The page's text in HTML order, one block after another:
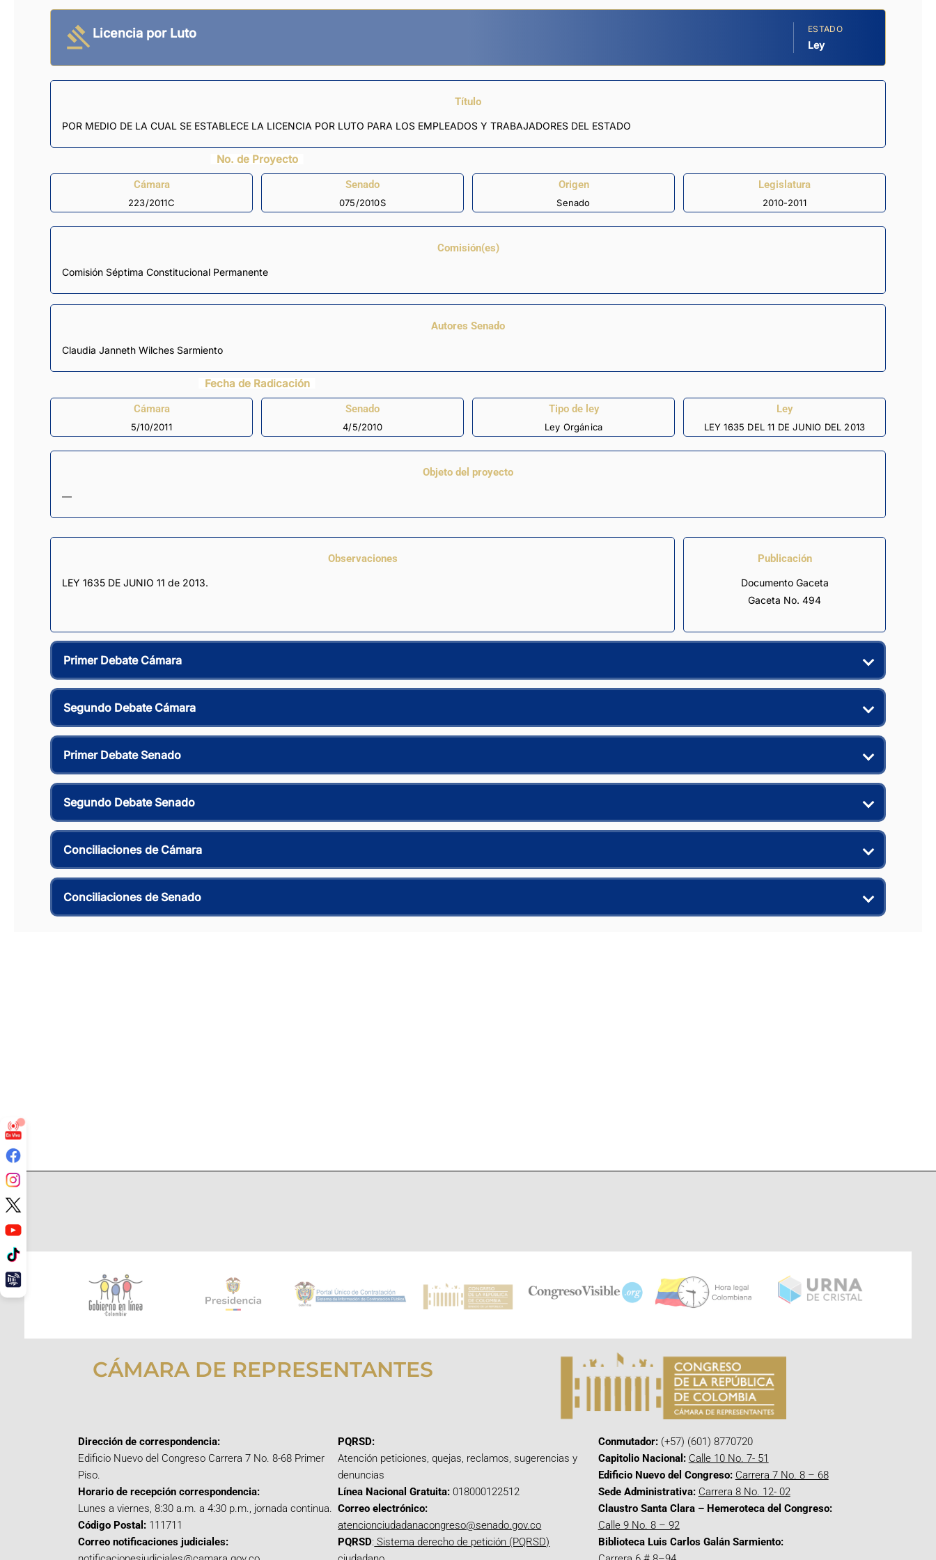
Licencia por Luto ESTADO
Ley
Título
POR MEDIO DE LA CUAL SE ESTABLECE LA LICENCIA POR LUTO PARA LOS EMPLEADOS Y TRABAJADORES DEL ESTADO
No. de Proyecto
Cámara
223/2011C
Senado
075/2010S
Origen
Senado
Legislatura
2010-2011
Comisión(es)
Comisión Séptima Constitucional Permanente
Autores Senado
Claudia Janneth Wilches Sarmiento
Fecha de Radicación
Cámara
5/10/2011
Senado
4/5/2010
Tipo de ley
Ley Orgánica
Ley
LEY 1635 DEL 11 DE JUNIO DEL 2013
Objeto del proyecto
—
Observaciones
LEY 1635 DE JUNIO 11 de 2013.
Publicación
Documento Gaceta
Gaceta No. 494
Primer Debate Cámara
Segundo Debate Cámara
Primer Debate Senado
Segundo Debate Senado
Conciliaciones de Cámara
Conciliaciones de Senado
CÁMARA DE REPRESENTANTES
Dirección de correspondencia:
Edificio Nuevo del Congreso Carrera 7 No. 8-68 Primer
Piso.
Horario de recepción correspondencia:
Lunes a viernes, 8:30 a.m. a 4:30 p.m., jornada continua.
Código Postal: 111711
Correo notificaciones judiciales:
PQRSD:
Atención peticiones, quejas, reclamos, sugerencias y
denuncias
Línea Nacional Gratuita: 018000122512
Correo electrónico:
atencionciudadanacongreso@senado.gov.co
PQRSD: Sistema derecho de petición (PQRSD)
Conmutador:(+57) (601) 8770720
Capitolio Nacional: Calle 10 No. 7- 51
Edificio Nuevo del Congreso: Carrera 7 No. 8 – 68
Sede Administrativa: Carrera 8 No. 12- 02
Claustro Santa Clara – Hemeroteca del Congreso:
Calle 9 No. 8 – 92
Biblioteca Luis Carlos Galán Sarmiento: